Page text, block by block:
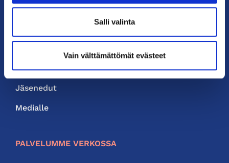
Salli valinta
Vain välttämättömät evästeet
Neuvonta ja palvelut
Jäsenedut
Medialle
PALVELUMME VERKOSSA